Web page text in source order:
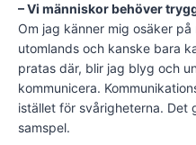
– Vi människor behöver
Om jag känner mig osäker
utomlands och kanske bara
pratas där, blir jag blyg och
kommunicera.
istället för svårigheterna.
samspel.